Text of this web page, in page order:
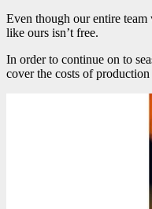
Even though our entire
like ours isn’t free.
In order to continue on to
cover the costs of